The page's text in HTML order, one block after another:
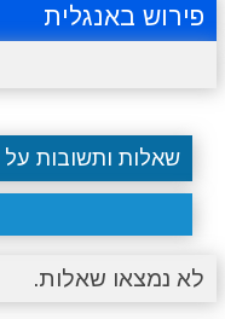
פירוש באנגלית
שאלות ותשובות על
לא נמצאו שאלות.